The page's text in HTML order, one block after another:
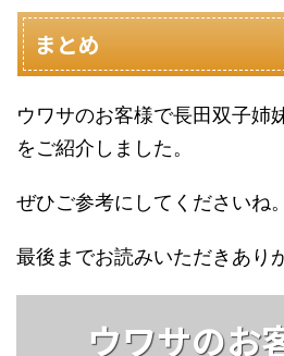
まとめ
ウワサのお客様で長田双子姉
をご紹介しました。
ぜひご参考にしてくださいね。
最後までお読みいただきあり
ウワサのお